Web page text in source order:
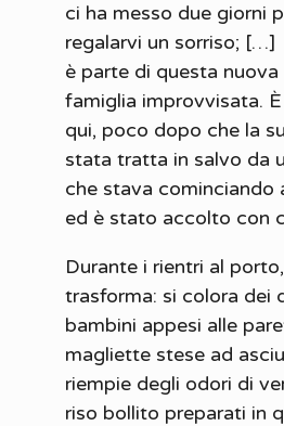
ci ha messo due giorni
regalarvi un sorriso;
è parte di questa nuova
famiglia improvvisata.
qui, poco dopo che la
stata tratta in salvo da
che stava cominciando
ed è stato accolto con
Durante i rientri al
trasforma: si colora dei
bambini appesi alle
magliette stese ad
riempie degli odori di
riso bollito preparati in